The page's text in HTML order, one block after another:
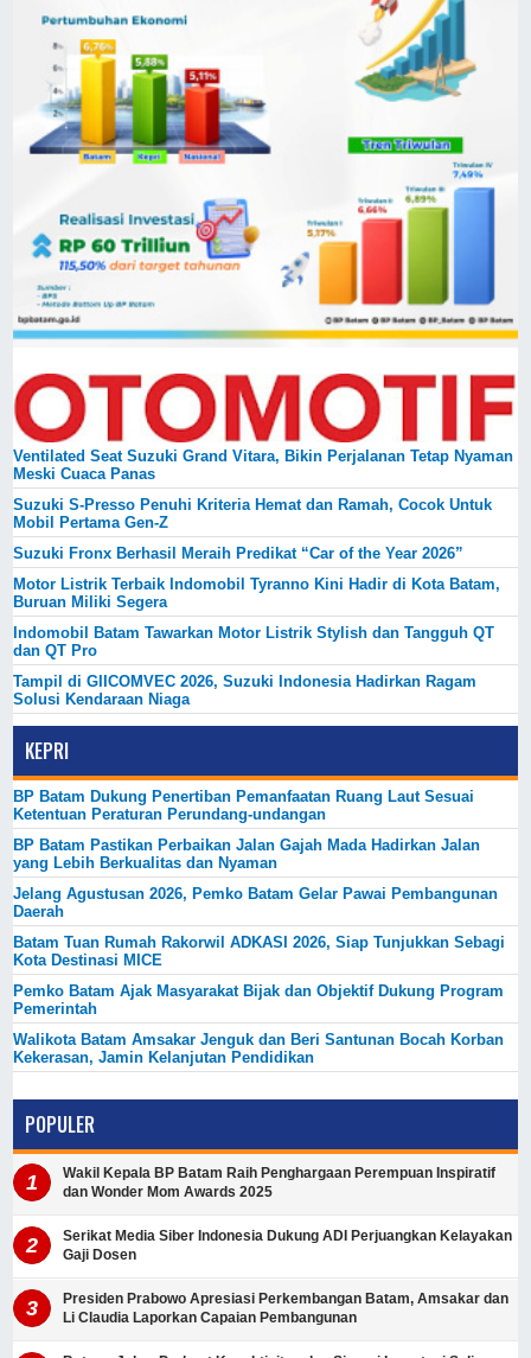
Ventilated Seat Suzuki Grand Vitara, Bikin Perjalanan Tetap Nyaman
Meski Cuaca Panas
Suzuki S-Presso Penuhi Kriteria Hemat dan Ramah, Cocok Untuk
Mobil Pertama Gen-Z
Suzuki Fronx Berhasil Meraih Predikat “Car of the Year 2026”
Motor Listrik Terbaik Indomobil Tyranno Kini Hadir di Kota Batam,
Buruan Miliki Segera
Indomobil Batam Tawarkan Motor Listrik Stylish dan Tangguh QT
dan QT Pro
Tampil di GIICOMVEC 2026, Suzuki Indonesia Hadirkan Ragam
Solusi Kendaraan Niaga
KEPRI
BP Batam Dukung Penertiban Pemanfaatan Ruang Laut Sesuai
Ketentuan Peraturan Perundang-undangan
BP Batam Pastikan Perbaikan Jalan Gajah Mada Hadirkan Jalan
yang Lebih Berkualitas dan Nyaman
Jelang Agustusan 2026, Pemko Batam Gelar Pawai Pembangunan
Daerah
Batam Tuan Rumah Rakorwil ADKASI 2026, Siap Tunjukkan Sebagi
Kota Destinasi MICE
Pemko Batam Ajak Masyarakat Bijak dan Objektif Dukung Program
Pemerintah
Walikota Batam Amsakar Jenguk dan Beri Santunan Bocah Korban
Kekerasan, Jamin Kelanjutan Pendidikan
POPULER
Wakil Kepala BP Batam Raih Penghargaan Perempuan Inspiratif
dan Wonder Mom Awards 2025
Serikat Media Siber Indonesia Dukung ADI Perjuangkan Kelayakan
Gaji Dosen
Presiden Prabowo Apresiasi Perkembangan Batam, Amsakar dan
Li Claudia Laporkan Capaian Pembangunan